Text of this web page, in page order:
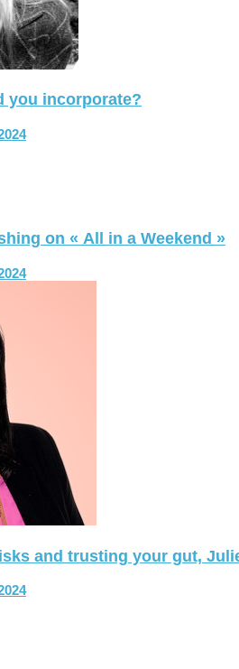
you incorporate?
on « All in a Weekend »
and trusting your gut,